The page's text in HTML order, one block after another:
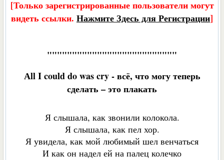
[Только зарегистрированные пользователи могут
видеть ссылки. Нажмите Здесь для Регистрации]
""""""""""""""""""""""""""
Аll I could do was cry - всё, что могу теперь
сделать – это плакать
Я слышала, как звонили колокола.
Я слышала, как пел хор.
Я увидела, как мой любимый шел венчаться
И как он надел ей на палец колечко